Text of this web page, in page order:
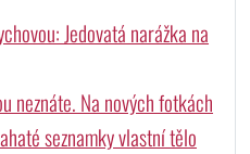
Jedovatá narážka na
neznáte. Na nových fotkách
seznamky vlastní tělo